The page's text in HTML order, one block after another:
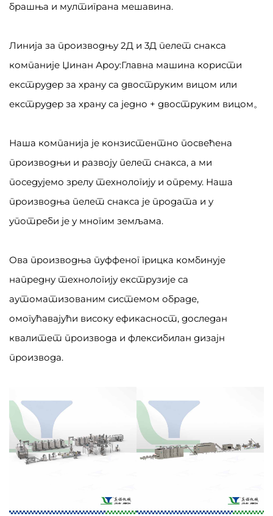
брашња и мултиграна мешавина.
Линија за производњу 2Д и 3Д пелет снакса
компаније Џинан Ароу:Главна машина користи
екструдер за храну са двоструким вицом или
екструдер за храну са једно + двоструким вицом。
Наша компанија је конзистентно посвећена
производњи и развоју пелет снакса, а ми
поседујемо зрелу технологију и опрему. Наша
производња пелет снакса је продата и у
употреби је у многим земљама.
Ова производња пуффеног грицка комбинује
напредну технологију екструзије са
аутоматизованим системом обраде,
омогућавајући високу ефикасност, доследан
квалитет производа и флексибилан дизајн
производа.